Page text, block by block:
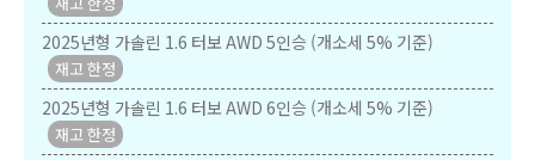
2025년형 가솔린 1.6 터보 AWD 5인승 (개소세 5% 기준)
2025년형 가솔린 1.6 터보 AWD 6인승 (개소세 5% 기준)